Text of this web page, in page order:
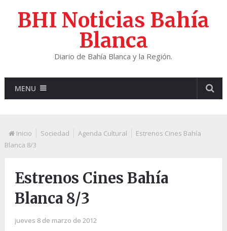
BHI Noticias Bahía
Blanca
Diario de Bahía Blanca y la Región.
MENU
Inicio Sociedad Agenda Cultural
Estrenos Cines Bahía
Blanca 8/3
Estrenos Cines Bahía
Blanca 8/3
jueves 8 de marzo de 2012